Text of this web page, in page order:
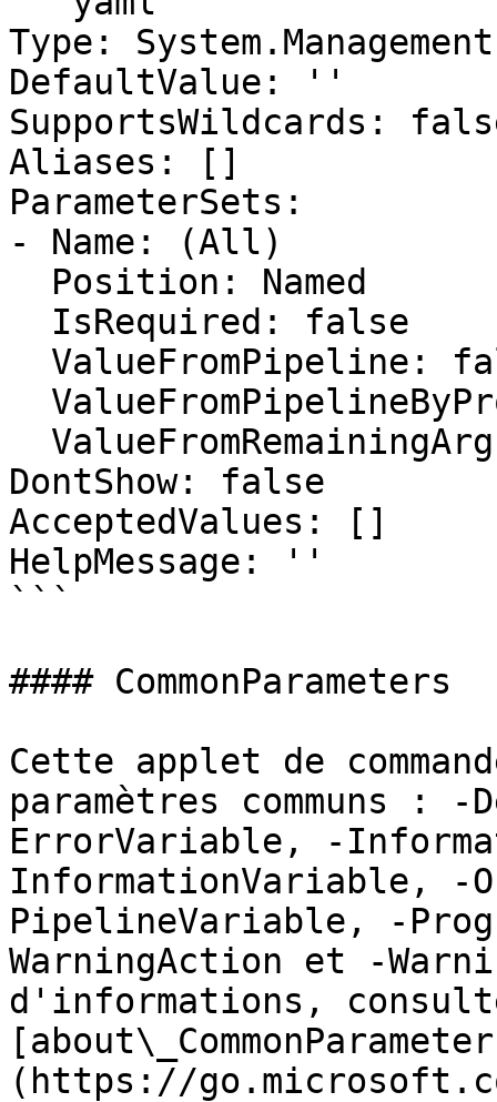
Type:
DefaultValue: ''
SupportsWildcards:
Aliases: []
ParameterSets:
- Name: (All)
DontShow: false
AcceptedValues: []
HelpMessage: ''
```
#### CommonParameters
Cette applet de
paramètres communs :
ErrorVariable, -
InformationVariable, -
PipelineVariable, -
WarningAction et -
d'informations,
(https://